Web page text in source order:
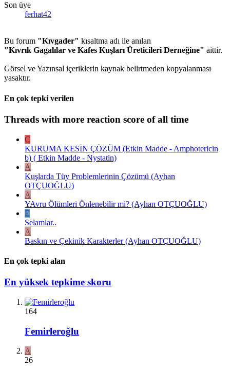
Son üye
ferhat42
Bu forum "Kıvgader" kısaltma adı ile anılan
"Kıvrık Gagalılar ve Kafes Kuşları Üreticileri Derneğine" aittir.
Görsel ve Yazınsal içeriklerin kaynak belirtmeden kopyalanması
yasaktır.
En çok tepki verilen
Threads with more reaction score of all time
C
KURUMA KESİN ÇÖZÜM (Etkin Madde - Amphotericin
b) ( Etkin Madde - Nystatin)
A
Kuşlarda Tüy Problemlerinin Çözümü (Ayhan
OTÇUOĞLU)
A
YAvru Ölümleri Önlenebilir mi? (Ayhan OTÇUOĞLU)
E
Selamlar..
A
Baskın ve Çekinik Karakterler (Ayhan OTÇUOĞLU)
En çok tepki alan
En yüksek tepkime skoru
164
Femirleroğlu
A
26